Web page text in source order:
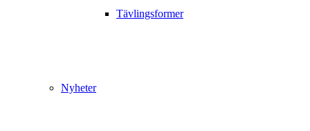
Tävlingsformer
Nyheter